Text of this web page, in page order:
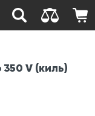
V (киль)